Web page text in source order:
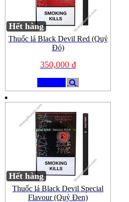
Hết hàng
Thuốc lá Black Devil Red (Quỷ
Đỏ)
350,000 đ
Hết hàng
Thuốc lá Black Devil Special
Flavour (Quỷ Đen)